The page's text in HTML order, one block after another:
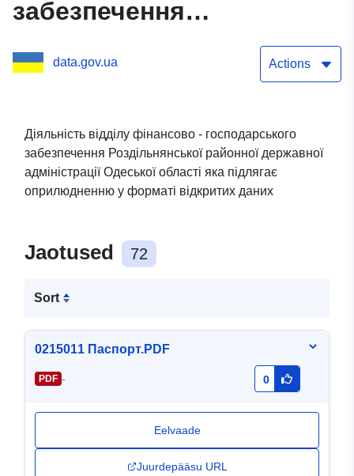
забезпечення
районної державної
області
data.gov.ua Actions
Діяльність відділу фінансово - господарського
забезпечення Роздільнянської районної державної
адміністрації Одеської області яка підлягає
оприлюдненню у форматі відкритих даних
Jaotused 72
Sort
0215011 Паспорт.PDF
PDF - 0
Eelvaade
Juurdepääsu URL